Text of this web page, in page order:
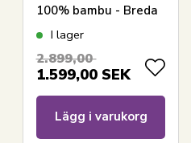
100% bambu - Breda
blå ränder
I lager
2.899,00
1.599,00 SEK
Lägg i varukorg